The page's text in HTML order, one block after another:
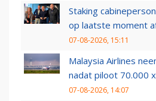
Staking
op laatste moment
07-08-2026, 15:11
Malaysia Airlines
nadat piloot 70.000
07-08-2026, 14:07